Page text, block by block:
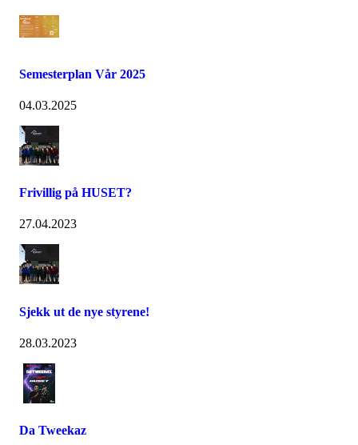
Semesterplan Vår 2025
04.03.2025
Frivillig på HUSET?
27.04.2023
Sjekk ut de nye styrene!
28.03.2023
Da Tweekaz